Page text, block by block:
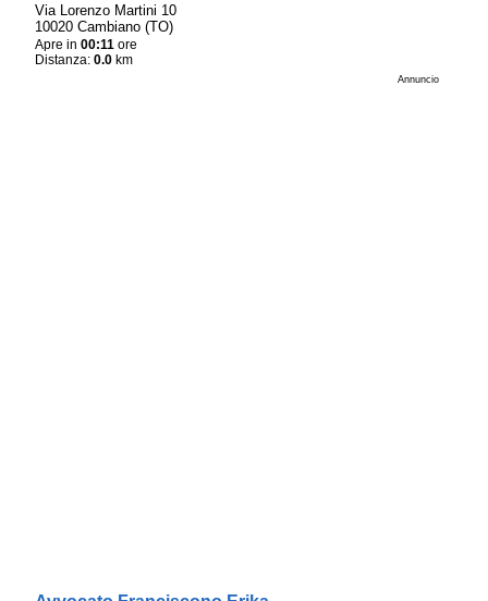
Via Lorenzo Martini 10
10020 Cambiano (TO)
Apre in00:11 ore
Distanza:0.0 km
Annuncio